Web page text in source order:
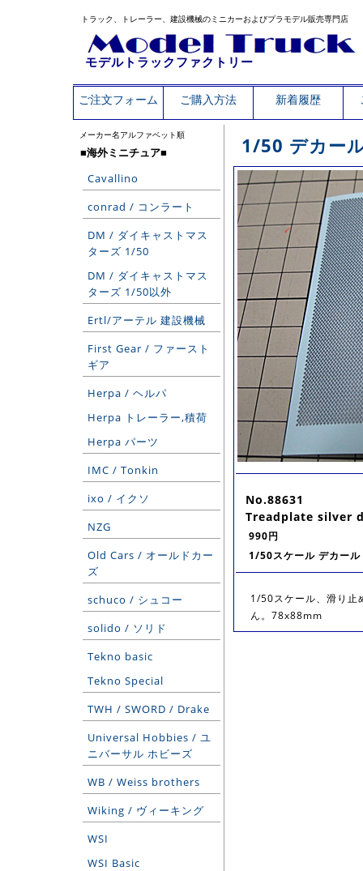
トラック、トレーラー、建設機械のミニカーおよびプラモデル販売専門店
モデルトラックファクトリー
ご注文フォーム ご購入方法 新着履歴
メーカー名アルファベット順
■海外ミニチュア■
Cavallino
conrad / コンラート
DM / ダイキャストマス
ターズ 1/50
DM / ダイキャストマス
ターズ 1/50以外
Ertl/アーテル 建設機械
First Gear / ファースト
ギア
Herpa / ヘルパ
Herpa トレーラー,積荷
Herpa パーツ
IMC / Tonkin
ixo / イクソ
NZG
Old Cars / オールドカー
ズ
schuco / シュコー
solido / ソリド
Tekno basic
Tekno Special
TWH / SWORD / Drake
Universal Hobbies / ユ
ニバーサル ホビーズ
WB / Weiss brothers
Wiking / ヴィーキング
WSI
WSI Basic
1/50 デカー
No.88631
Treadplate silver
990円
1/50スケール デカール
1/50スケール、滑り止
ん。78x88mm